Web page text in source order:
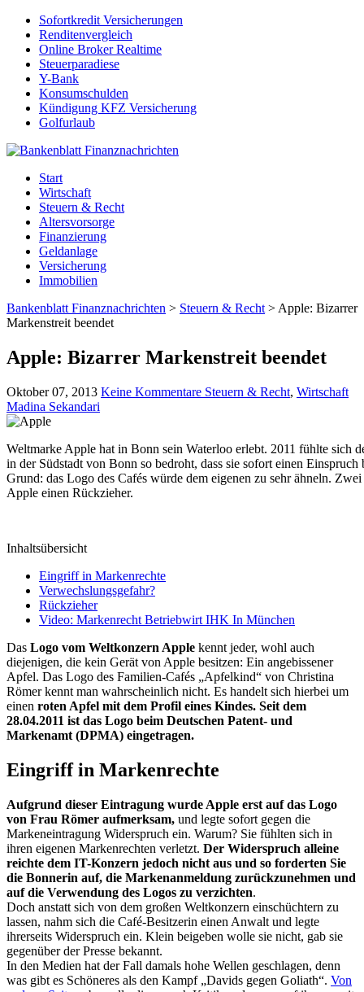
Sofortkredit Versicherungen
Renditenvergleich
Online Broker Realtime
Steuerparadiese
Y-Bank
Konsumschulden
Kündigung KFZ Versicherung
Golfurlaub
Start
Wirtschaft
Steuern & Recht
Altersvorsorge
Finanzierung
Geldanlage
Versicherung
Immobilien
Bankenblatt Finanznachrichten > Steuern & Recht > Apple: Bizarrer
Markenstreit beendet
Apple: Bizarrer Markenstreit beendet
Oktober 07, 2013 Keine Kommentare Steuern & Recht, Wirtschaft
Madina Sekandari
Weltmarke Apple hat in Bonn sein Waterloo erlebt. 2011 fühlte sich
in der Südstadt von Bonn so bedroht, dass sie sofort einen
Grund: das Logo des Cafés würde dem eigenen zu sehr ähneln.
Apple einen Rückzieher.
Inhaltsübersicht
Eingriff in Markenrechte
Verwechslungsgefahr?
Rückzieher
Video: Markenrecht Betriebwirt IHK In München
Das Logo vom Weltkonzern Apple kennt jeder, wohl auch
diejenigen, die kein Gerät von Apple besitzen: Ein angebissener
Apfel. Das Logo des Familien-Cafés „Apfelkind“ von Christina
Römer kennt man wahrscheinlich nicht. Es handelt sich hierbei um
einen roten Apfel mit dem Profil eines Kindes. Seit dem
28.04.2011 ist das Logo beim Deutschen Patent- und
Markenamt (DPMA) eingetragen.
Eingriff in Markenrechte
Aufgrund dieser Eintragung wurde Apple erst auf das Logo
von Frau Römer aufmerksam, und legte sofort gegen die
Markeneintragung Widerspruch ein. Warum? Sie fühlten sich in
ihren eigenen Markenrechten verletzt. Der Widerspruch alleine
reichte dem IT-Konzern jedoch nicht aus und so forderten Sie
die Bonnerin auf, die Markenanmeldung zurückzunehmen und
auf die Verwendung des Logos zu verzichten.
Doch anstatt sich von dem großen Weltkonzern einschüchtern zu
lassen, nahm sich die Café-Besitzerin einen Anwalt und legte
ihrerseits Widerspruch ein. Klein beigeben wolle sie nicht, gab sie
gegenüber der Presse bekannt.
In den Medien hat der Fall damals hohe Wellen geschlagen, denn
was gibt es Schöneres als den Kampf „Davids gegen Goliath“. Von